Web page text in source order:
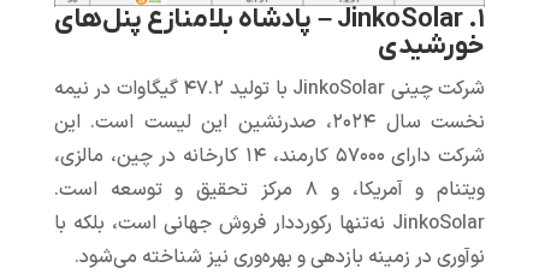
۱. JinkoSolar – پادشاه بلامنازع پنل‌های
خورشیدی
شرکت چینی JinkoSolar با تولید ۴۷.۲ گیگاوات‌ در نیمه
نخست سال ۲۰۲۴، صدرنشین این لیست است. این
شرکت دارای ۵۷۰۰۰ کارمند، ۱۴ کارخانه در چین، مالزی،
ویتنام و آمریکا، و ۸ مرکز تحقیق و توسعه است.
JinkoSolar نه‌تنها رکورددار فروش جهانی است، بلکه با
نوآوری در زمینه بازدهی و بهره‌وری نیز شناخته می‌شود.